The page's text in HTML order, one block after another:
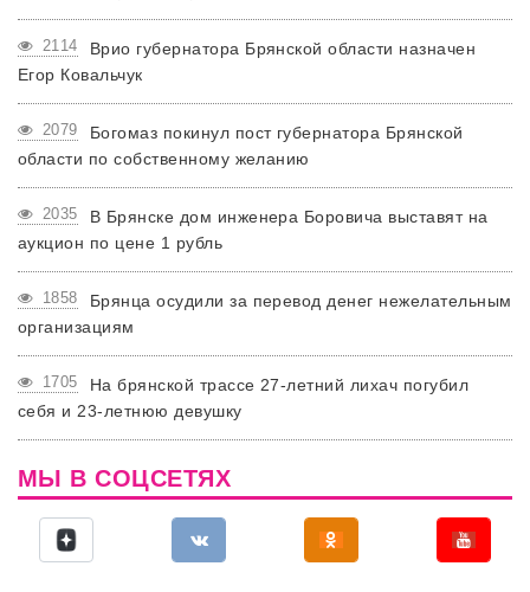
2114
Врио губернатора Брянской области назначен
Егор Ковальчук
2079
Богомаз покинул пост губернатора Брянской
области по собственному желанию
2035
В Брянске дом инженера Боровича выставят на
аукцион по цене 1 рубль
1858
Брянца осудили за перевод денег нежелательным
организациям
1705
На брянской трассе 27-летний лихач погубил
себя и 23-летнюю девушку
МЫ В СОЦСЕТЯХ